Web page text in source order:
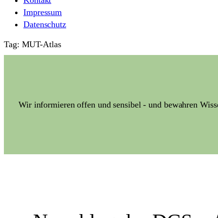
Impressum
Datenschutz
Tag: MUT-Atlas
Wir informieren offen und sensibel - und bewahren